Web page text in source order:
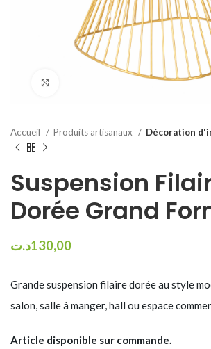
Accueil Produits artisanaux Décoration
Suspension
Dorée Grand
130,00د.ت
Grande suspension filaire dorée au style
salon, salle à manger, hall ou espace
Article disponible sur commande.